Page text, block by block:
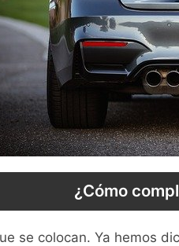
¿Cómo
se colocan. Ya hemos